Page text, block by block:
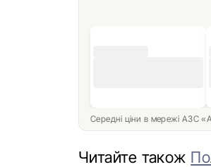
Середні ціни в мережі АЗС
Читайте також